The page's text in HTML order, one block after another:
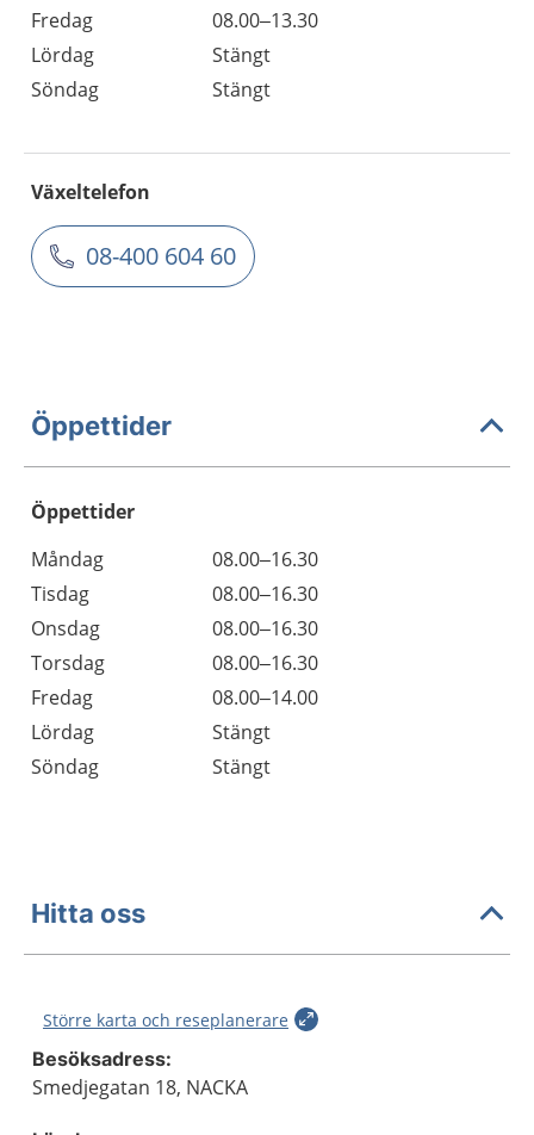
Fredag
08.00–13.30
Lördag
Stängt
Söndag
Stängt
Växeltelefon
08-400 604 60
Öppettider
Öppettider
Dag
Öppettider
Kommentarer
Måndag
08.00–16.30
Tisdag
08.00–16.30
Onsdag
08.00–16.30
Torsdag
08.00–16.30
Fredag
08.00–14.00
Lördag
Stängt
Söndag
Stängt
Hitta oss
Större karta och reseplanerare
Besöksadress:
Smedjegatan 18, NACKA